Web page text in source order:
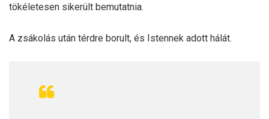
tökéletesen sikerült bemutatnia.
A zsákolás után térdre borult, és Istennek adott hálát.